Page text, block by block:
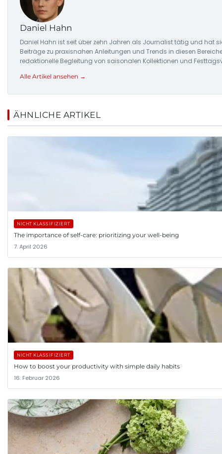
Daniel Hahn
Daniel Hahn ist seit über zehn Jahren als Journalist tätig und hat
Beiträge zu praxisnahen Anleitungen und Trends in diesen
redaktionelle Begleitung von saisonalen Kollektionen und
Alle Artikel ansehen →
ÄHNLICHE ARTIKEL
NICHT KLASSIFIZIERT
The importance of self-care: prioritizing your well-being
7. April 2026
NICHT KLASSIFIZIERT
How to boost your productivity with simple daily habits
16. Februar 2026